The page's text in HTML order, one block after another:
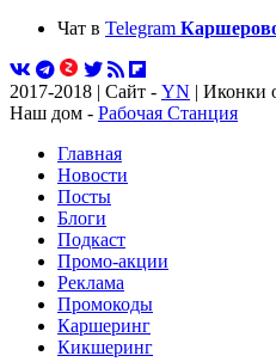
Чат в Telegram
2017-2018 | Сайт - YN | Иконки
Наш дом - Рабочая Станция
Главная
Новости
Посты
Блоги
Подкаст
Промо-акции
Реклама
Промокоды
Каршеринг
Кикшеринг